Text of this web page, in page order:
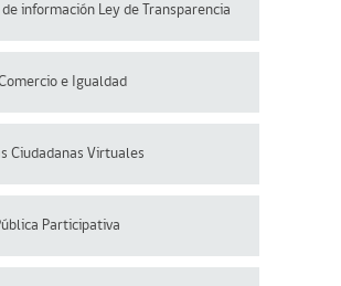
información Ley de Transparencia
e Igualdad
Ciudadanas Virtuales
Participativa